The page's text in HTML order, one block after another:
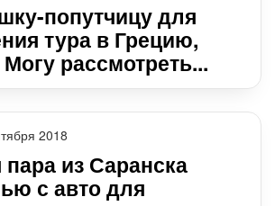
попутчицу для
тура в Грецию,
рассмотреть...
2018
из Саранска
с авто для